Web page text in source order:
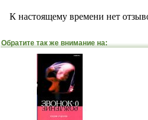
К настоящему времени нет
Обратите так же внимание на: